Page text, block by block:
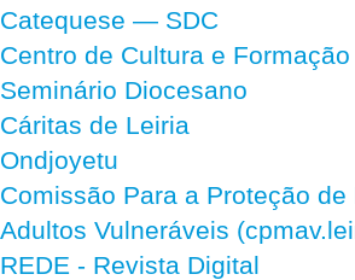
Catequese — SDC
Centro de Cultura e
Seminário Diocesano
Cáritas de Leiria
Ondjoyetu
Comissão Para a Proteção de
Adultos Vulneráveis
REDE - Revista Digital